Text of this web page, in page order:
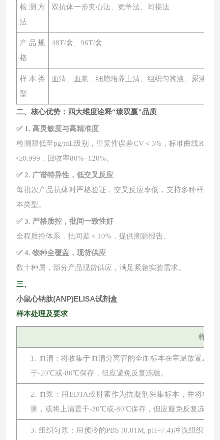
检测方
法
双抗体一步夹心法、竞争法、间接法
产品规
格
48T/盒、96T/盒
样本类
型
血清、血浆、细胞培养上清、组织匀浆液、尿液、
二、核心优势：四大维度诠释“臻双赢"品质
✅ 1. 高灵敏度与高精准度
检测限低至pg/mL级别，重复性误差CV＜5%，标准曲线R
²≥0.999，回收率80%–120%。
✅ 2. 广谱特异性，低交叉反应
每批次产品抗体对严格验证，交叉反应率低，支持多种样
本类型。
✅ 3. 严格质控，批间一致性好
全程质控体系，批间差＜ 10%，提供溯源报告。
✅ 4. 物种全覆盖，现货供应
数十种属，部分产品现货供应，满足紧急实验需求。
三、
小鼠心钠肽(ANP)ELISA试剂盒
样本处理及要求
样本
1. 血清：将收集于血清分离管的全血标本在室温放置2
于-20℃或-80℃保存，但应避免反复冻融。
2. 血浆：用EDTA或肝素作为抗凝剂采集标本，并将标
测，或将上清置于-20℃或-80℃保存，但应避免反复冻融。
3. 组织匀浆：用预冷的PBS (0.01M, pH=7.4)冲洗组织，